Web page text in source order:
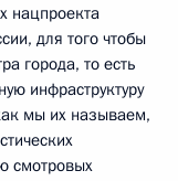
нацпроекта
для того чтобы
города, то есть
инфраструктуру
мы их называем,
смотровых